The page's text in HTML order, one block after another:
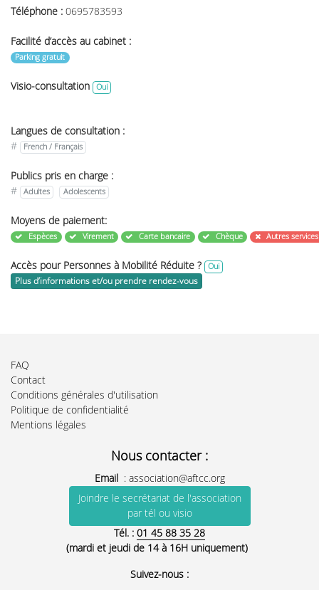
Téléphone : 0695783593
Facilité d’accès au cabinet :
Parking gratuit
Visio-consultation Oui
Langues de consultation :
#
French / Français
Publics pris en charge :
#
Adultes Adolescents
Moyens de paiement:
Espèces Virement Carte bancaire Chèque Autres
Accès pour Personnes à Mobilité Réduite ? Oui
Plus d’informations et/ou prendre rendez-vous
FAQ
Contact
Conditions générales d'utilisation
Politique de confidentialité
Mentions légales
Nous contacter :
Email : association@aftcc.org
Joindre le secrétariat de l'association
par tél ou visio
Tél. : 01 45 88 35 28
(mardi et jeudi de 14 à 16H uniquement)
Suivez-nous :